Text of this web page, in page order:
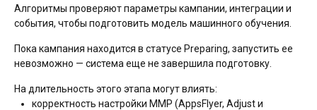
Алгоритмы проверяют параметры кампании, интеграции и
события, чтобы подготовить модель машинного обучения.
Пока кампания находится в статусе Preparing, запустить ее
невозможно — система еще не завершила подготовку.
На длительность этого этапа могут влиять:
корректность настройки MMP (AppsFlyer, Adjust и